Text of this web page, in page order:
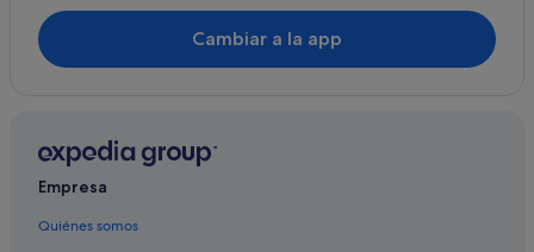
Cambiar a la app
Empresa
Quiénes somos